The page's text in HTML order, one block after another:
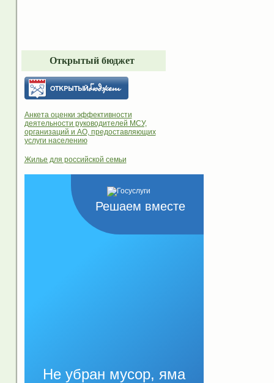
Открытый бюджет
Анкета оценки эффективности
деятельности руководителей МСУ,
организаций и АО, предоставляющих
услуги населению
Жилье для российской семьи
Решаем вместе
Не убран мусор, яма